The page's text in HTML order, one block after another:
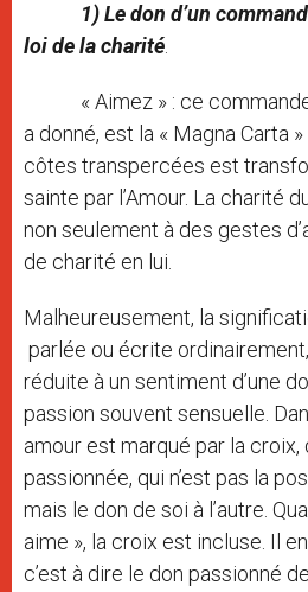
1) Le don d’un
loi de la charité
« Aimez » : ce
a donné, est la « Magna Carta
côtes transpercées est
sainte par l’Amour. La charité
non seulement à des gestes
de charité en lui.
Malheureusement, la
parlée ou écrite
réduite à un sentiment d’une
passion souvent sensuelle.
amour est marqué par la croix,
passionnée, qui n’est pas la
mais le don de soi à l’autre.
aime », la croix est incluse. Il
c’est à dire le don passionné